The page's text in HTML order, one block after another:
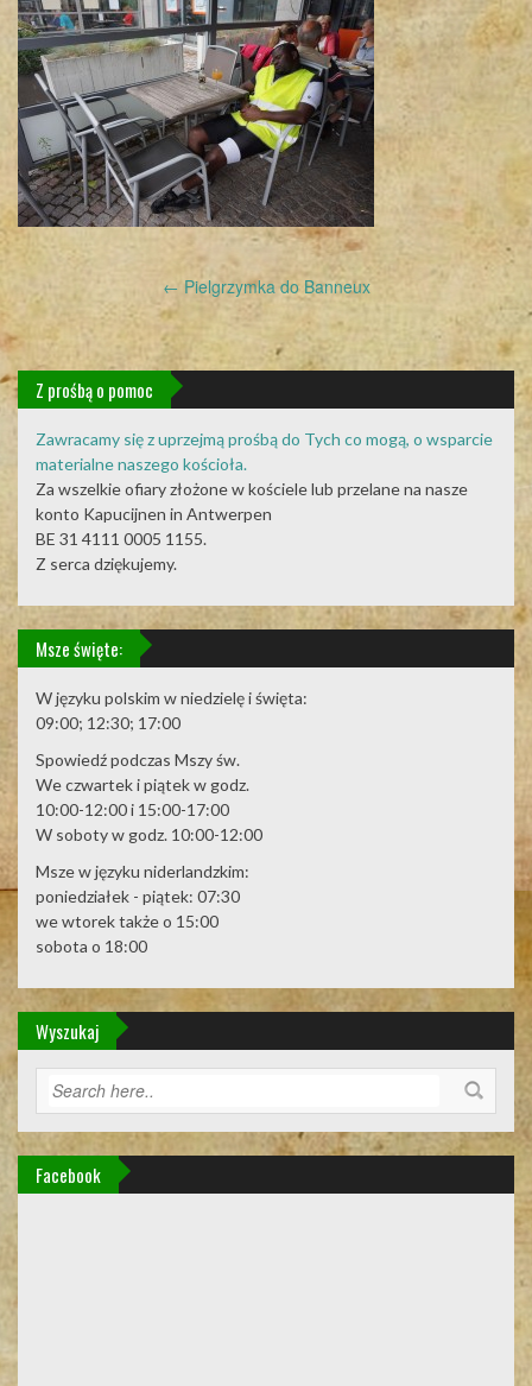
Post
navigation
← Pielgrzymka do Banneux
Z prośbą o pomoc
Zawracamy się z uprzejmą prośbą do Tych co mogą, o wsparcie
materialne naszego kościoła.
Za wszelkie ofiary złożone w kościele lub przelane na nasze
konto Kapucijnen in Antwerpen
BE 31 4111 0005 1155.
Z serca dziękujemy.
Msze święte:
W języku polskim w niedzielę i święta:
09:00; 12:30; 17:00
Spowiedź podczas Mszy św.
We czwartek i piątek w godz.
10:00-12:00 i 15:00-17:00
W soboty w godz. 10:00-12:00
Msze w języku niderlandzkim:
poniedziałek - piątek: 07:30
we wtorek także o 15:00
sobota o 18:00
Wyszukaj
Facebook